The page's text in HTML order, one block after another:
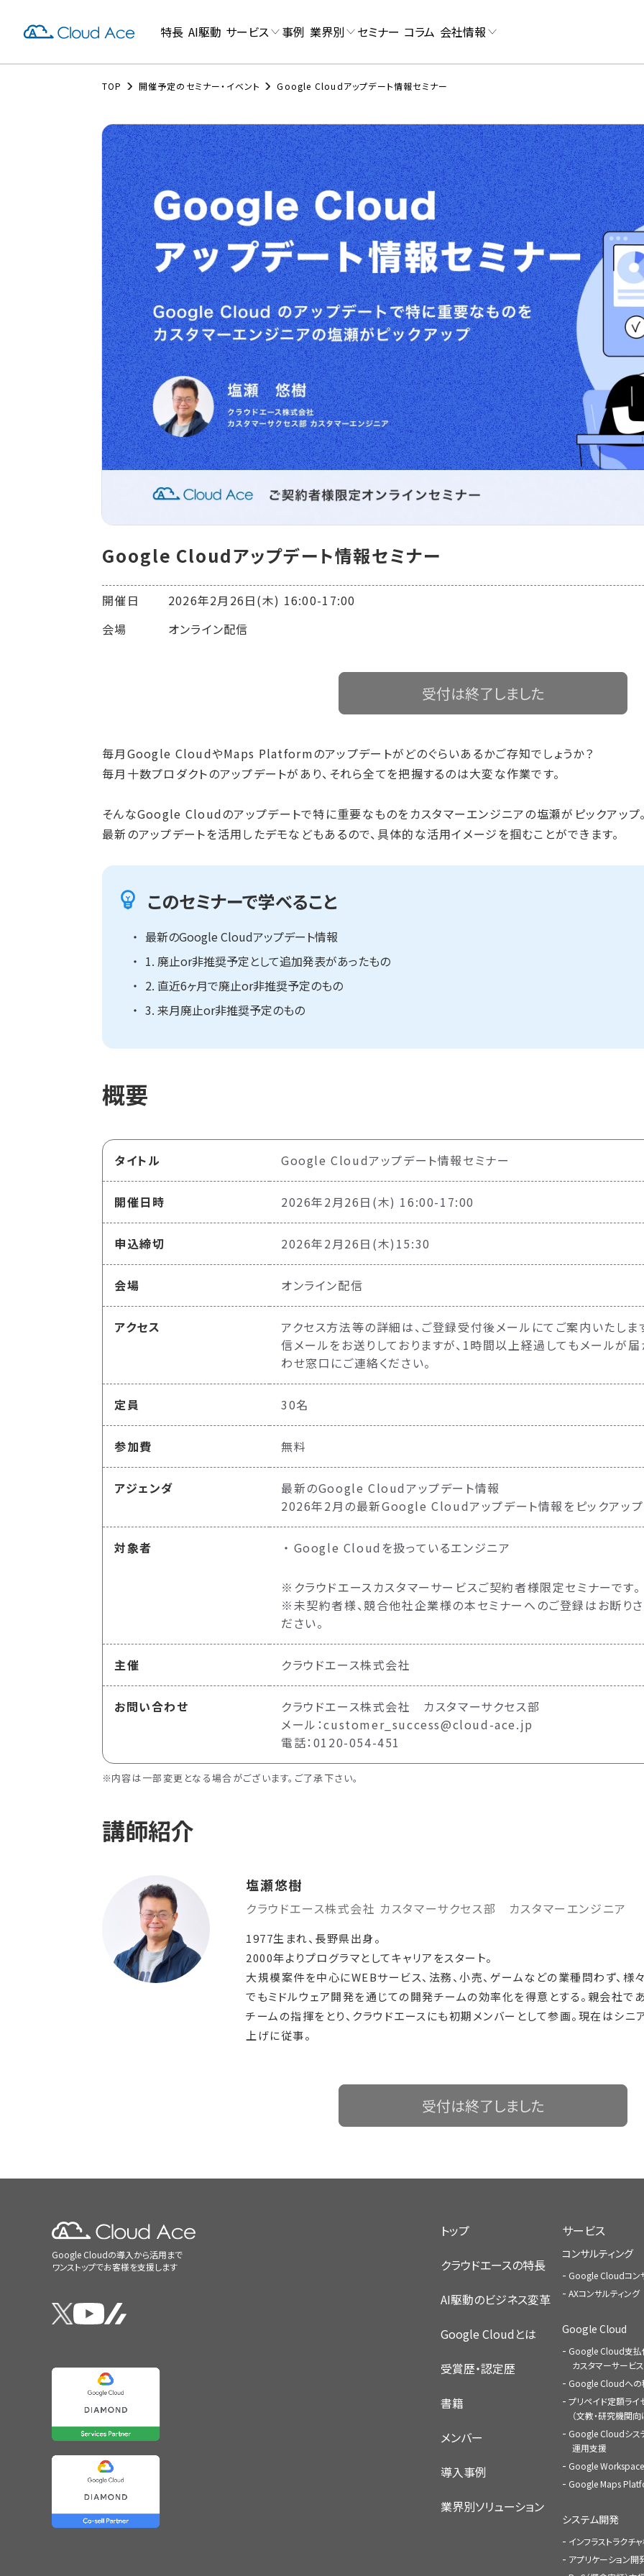
特長 AI駆動 サービス 事例 業界別 セミナー コラム 会社情報
TOP 開催予定のセミナー・イベント Google Cloudアップデート情報セミナー
Google Cloudアップデート情報セミナー
開催日 2026年2月26日(木) 16:00-17:00
会場 オンライン配信
受付は終了しました
毎月Google CloudやMaps Platformのアップデートがどのぐらいあるかご存知でしょうか？
毎月十数プロダクトのアップデートがあり、それら全てを把握するのは大変な作業です。
そんなGoogle Cloudのアップデートで特に重要なものをカスタマーエンジニアの塩瀬がピックアップ
最新のアップデートを活用したデモなどもあるので、具体的な活用イメージを掴むことができます。
このセミナーで学べること
最新のGoogle Cloudアップデート情報
1. 廃止or非推奨予定として追加発表があったもの
2. 直近6ヶ月で廃止or非推奨予定のもの
3. 来月廃止or非推奨予定のもの
概要
タイトル Google Cloudアップデート情報セミナー
開催日時 2026年2月26日(木) 16:00-17:00
申込締切 2026年2月26日(木)15:30
会場 オンライン配信
アクセス
アクセス方法等の詳細は、ご登録受付後メールにてご案内いたし
信メールをお送りしておりますが、1時間以上経過してもメールが
わせ窓口にご連絡ください。
定員 30名
参加費 無料
アジェンダ
最新のGoogle Cloudアップデート情報
2026年2月の最新Google Cloudアップデート情報をピックアップ
対象者 Google Cloudを扱っているエンジニア
※クラウドエースカスタマーサービスご契約者様限定セミナーです。
※未契約者様、競合他社企業様の本セミナーへのご登録はお断り
ださい。
主催 クラウドエース株式会社
お問い合わせ
クラウドエース株式会社 カスタマーサクセス部
メール：customer_success@cloud-ace.jp
電話：0120-054-451
内容は一部変更となる場合がございます。ご了承下さい。
講師紹介
塩瀬悠樹
クラウドエース株式会社 カスタマーサクセス部 カスタマーエンジニア
1977生まれ、長野県出身。
2000年よりプログラマとしてキャリアをスタート。
大規模案件を中心にWEBサービス、法務、小売、ゲームなどの業種問わず、
でもミドルウェア開発を通じての開発チームの効率化を得意とする。親会社
チームの指揮をとり、クラウドエースにも初期メンバーとして参画。現在はシ
上げに従事。
受付は終了しました
Google Cloudの導入から活用まで
ワンストップでお客様を支援します
トップ
クラウドエースの特長
AI駆動のビジネス変革
Google Cloudとは
受賞歴・認定歴
書籍
メンバー
導入事例
業界別ソリューション
サービス
コンサルティング
Google Cloudコン
AXコンサルティング
Google Cloud
Google Cloud支払
カスタマーサービス
Google Cloudへの
プリペイド定額ライ
（文教・研究機関向
Google Cloudシス
運用支援
Google
Google Maps
システム開発
インフラストラクチ
アプリケーション開